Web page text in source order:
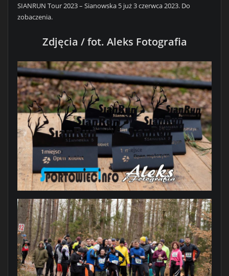
SIANRUN Tour 2023 – Sianowska 5 już 3 czerwca 2023. Do
zobaczenia.
Zdjęcia / fot. Aleks Fotografia